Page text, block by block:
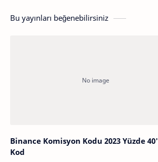
Bu yayınları beğenebilirsiniz
Binance Komisyon Kodu 2023 Yüzde
Kod